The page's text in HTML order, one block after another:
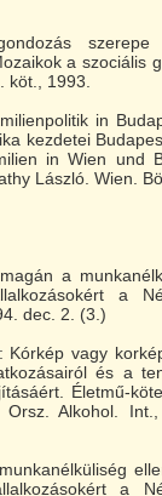
szerepe
a szociális
köt., 1993.
in
kezdetei
in Wien und
László. Wien.
a
a
dec. 2. (3.)
vagy
és a
Életmű-
Alkohol.
a